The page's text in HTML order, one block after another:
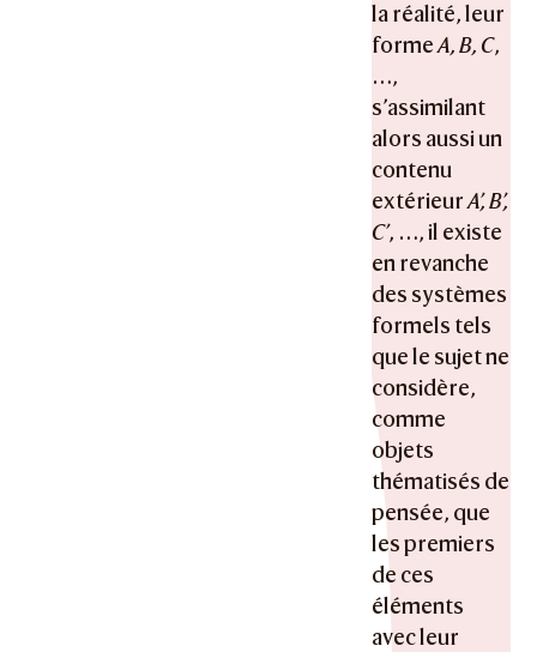
la réalité, leur
formeA, B, C,
…,
s’assimilant
alors aussi un
contenu
extérieurA’, B’,
C’, …, il existe
en revanche
des systèmes
formels tels
que le sujet ne
considère,
comme
objets
thématisés de
pensée, que
les premiers
de ces
éléments
avec leur